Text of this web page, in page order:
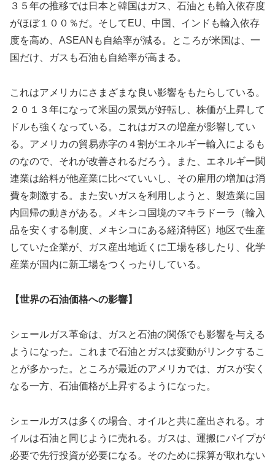
３５年の推移では日本と韓国はガス、石油とも輸入依存度
がほぼ１００％だ。そしてEU、中国、インドも輸入依存
度を高め、ASEANも自給率が減る。ところが米国は、一
国だけ、ガスも石油も自給率が高まる。
これはアメリカにさまざまな良い影響をもたらしている。
２０１３年になって米国の景気が好転し、株価が上昇して
ドルも強くなっている。これはガスの増産が影響してい
る。アメリカの貿易赤字の４割がエネルギー輸入によるも
のなので、それが改善されるだろう。また、エネルギー関
連業は給料が他産業に比べていいし、その雇用の増加は消
費を刺激する。また安いガスを利用しようと、製造業に国
内回帰の動きがある。メキシコ国境のマキラドーラ（輸入
品を安くする制度、メキシコにある経済特区）地区で生産
していた企業が、ガス産出地近くに工場を移したり、化学
産業が国内に新工場をつくったりしている。
【世界の石油価格への影響】
シェールガス革命は、ガスと石油の関係でも影響を与える
ようになった。これまで石油とガスは変動がリンクするこ
とが多かった。ところが最近のアメリカでは、ガスが安く
なる一方、石油価格が上昇するようになった。
シェールガスは多くの場合、オイルと共に産出される。オ
イルは石油と同じように売れる。ガスは、運搬にパイプが
必要で先行投資が必要になる。そのために採算が取れない